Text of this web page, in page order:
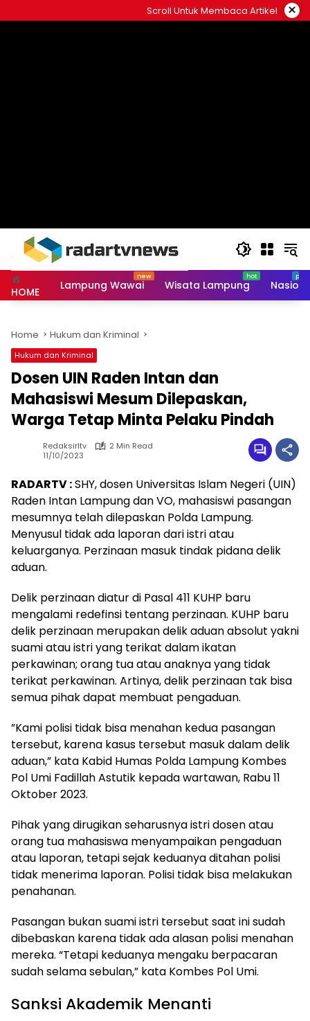
to
Scroll Untuk Membaca Artikel ×
HOME Lampung Wawai Wisata Lampung
Home Hukum dan Kriminal
Hukum dan Kriminal
Dosen UIN Raden Intan dan
Mahasiswi Mesum Dilepaskan,
Warga Tetap Minta Pelaku Pindah
Redaksirltv
2 Min Read
11/10/2023
RADARTV :SHY, dosen Universitas Islam Negeri (UIN)
Raden Intan Lampung dan VO, mahasiswi pasangan
mesumnya telah dilepaskan Polda Lampung.
Menyusul tidak ada laporan dari istri atau
keluarganya. Perzinaan masuk tindak pidana delik
aduan.
Delik perzinaan diatur di Pasal 411 KUHP baru
mengalami redefinsi tentang perzinaan. KUHP baru
delik perzinaan merupakan delik aduan absolut yakni
suami atau istri yang terikat dalam ikatan
perkawinan; orang tua atau anaknya yang tidak
terikat perkawinan. Artinya, delik perzinaan tak bisa
semua pihak dapat membuat pengaduan.
”Kami polisi tidak bisa menahan kedua pasangan
tersebut, karena kasus tersebut masuk dalam delik
aduan,” kata Kabid Humas Polda Lampung Kombes
Pol Umi Fadillah Astutik kepada wartawan, Rabu 11
Oktober 2023.
Pihak yang dirugikan seharusnya istri dosen atau
orang tua mahasiswa menyampaikan pengaduan
atau laporan, tetapi sejak keduanya ditahan polisi
tidak menerima laporan. Polisi tidak bisa melakukan
penahanan.
Pasangan bukan suami istri tersebut saat ini sudah
dibebaskan karena tidak ada alasan polisi menahan
mereka. “Tetapi keduanya mengaku berpacaran
sudah selama sebulan,” kata Kombes Pol Umi.
Sanksi Akademik Menanti